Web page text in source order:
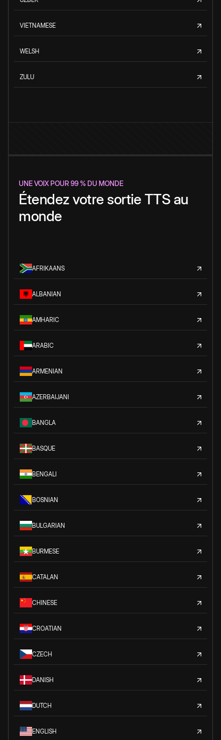
VIETNAMESE
WELSH
ZULU
UNE VOIX POUR 99 % DU MONDE
Étendez votre sortie TTS au
monde
AFRIKAANS
ALBANIAN
AMHARIC
ARABIC
ARMENIAN
AZERBAIJANI
BANGLA
BASQUE
BENGALI
BOSNIAN
BULGARIAN
BURMESE
CATALAN
CHINESE
CROATIAN
CZECH
DANISH
DUTCH
ENGLISH